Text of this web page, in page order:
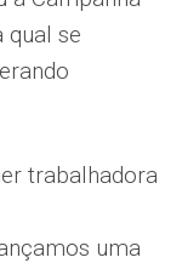
qual se
trabalhadora
uma